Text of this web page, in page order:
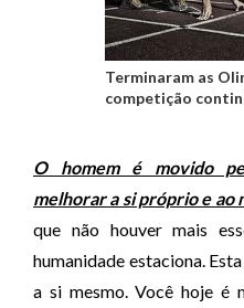
Terminaram as
competição
O homem é movido
melhorar a si próprio e ao
que não houver mais
humanidade estaciona.
a si mesmo. Você hoje é